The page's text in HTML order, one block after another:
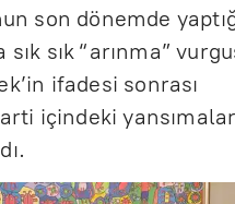
son dönemde
sık “arınma”
ifadesi sonrası
içindeki